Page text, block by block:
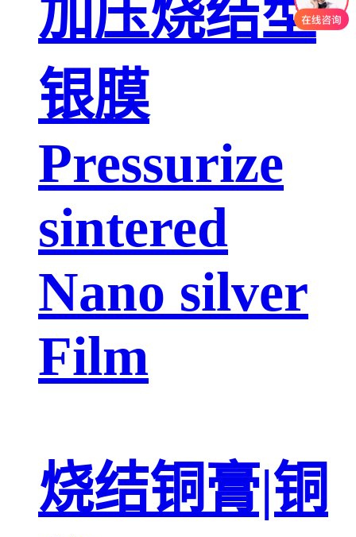
加压烧结型
银膜
Pressurize
sintered
Nano silver
Film
烧结铜膏|铜